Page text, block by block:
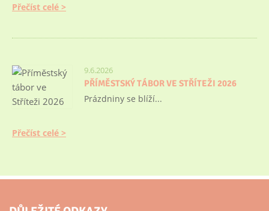
Přečíst celé
9.6.2026
PŘÍMĚSTSKÝ TÁBOR VE STŘÍTEŽI 2026
Prázdniny se blíží...
Přečíst celé